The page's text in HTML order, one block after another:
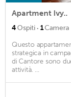
Apartment Ivy..
4Ospiti · 1Camera
Questo
strategica in
di Cantore sono
attività. ...